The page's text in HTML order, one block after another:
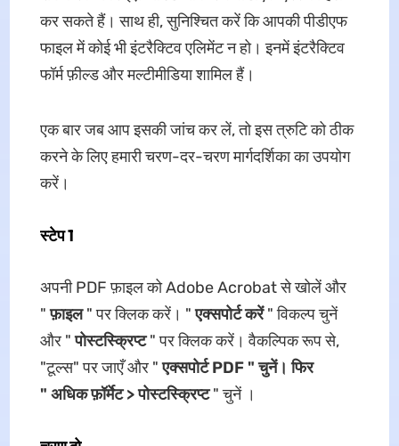
कर सकते हैं। साथ ही, सुनिश्चित करें कि आपकी पीडीएफ
फाइल में कोई भी इंटरैक्टिव एलिमेंट न हो। इनमें इंटरैक्टिव
फॉर्म फ़ील्ड और मल्टीमीडिया शामिल हैं।
एक बार जब आप इसकी जांच कर लें, तो इस त्रुटि को ठीक
करने के लिए हमारी चरण-दर-चरण मार्गदर्शिका का उपयोग
करें।
स्टेप 1
अपनी PDF फ़ाइल को Adobe Acrobat से खोलें और
"फ़ाइल" पर क्लिक करें। "एक्सपोर्ट करें" विकल्प चुनें
और "पोस्टस्क्रिप्ट" पर क्लिक करें। वैकल्पिक रूप से,
"टूल्स" पर जाएँ और "एक्सपोर्ट PDF " चुनें। फिर
" अधिक फ़ॉर्मेट > पोस्टस्क्रिप्ट" चुनें ।